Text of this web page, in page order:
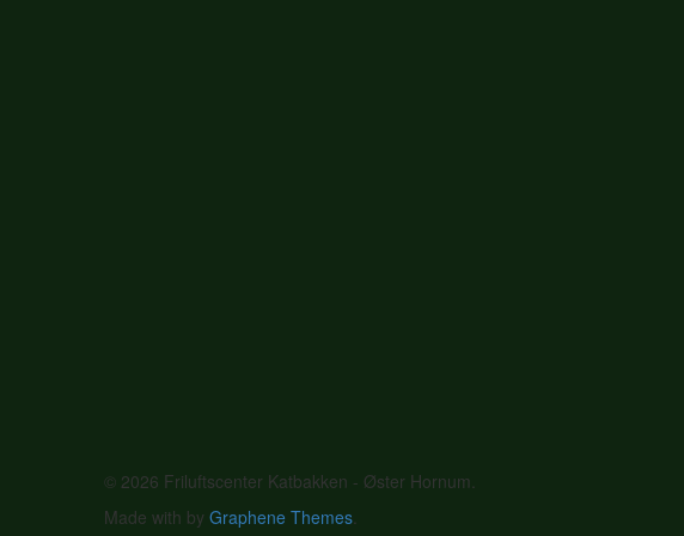
© 2026 Friluftscenter Katbakken - Øster Hornum.
Made with by Graphene Themes.